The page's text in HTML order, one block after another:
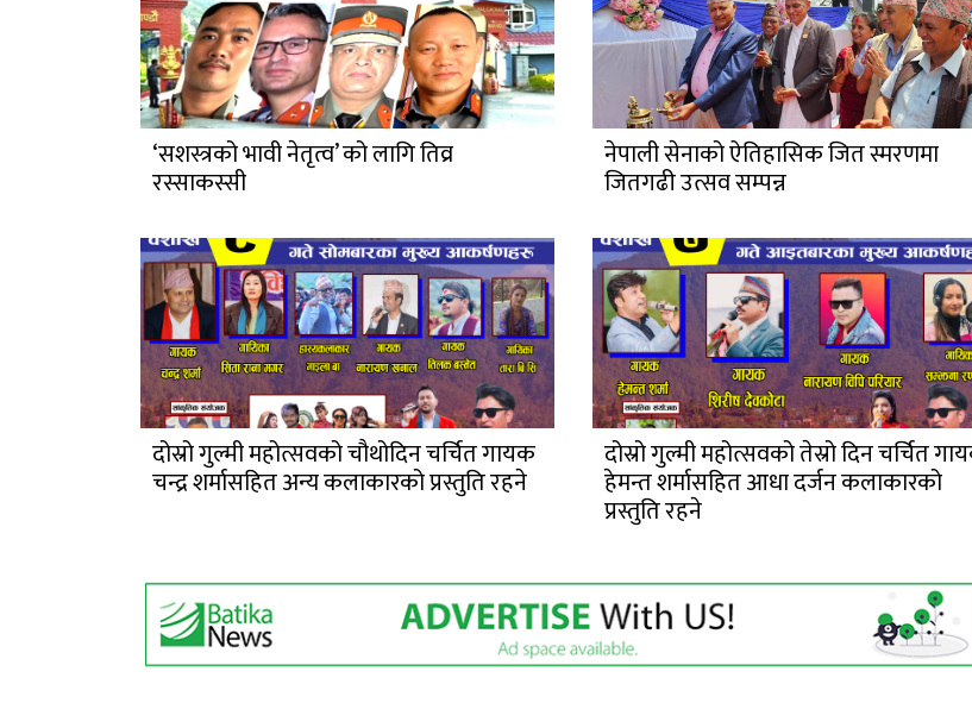
‘सशस्त्रको भावी नेतृत्व’ को लागि तिव्र
रस्साकस्सी
नेपाली सेनाको ऐतिहासिक जित स्मरणमा
जितगढी उत्सव सम्पन्न
दोस्रो गुल्मी महोत्सवको चौथोदिन चर्चित गायक
चन्द्र शर्मासहित अन्य कलाकारको प्रस्तुति रहने
दोस्रो गुल्मी महोत्सवको तेस्रो दिन चर्चित
हेमन्त शर्मासहित आधा दर्जन कलाकारको
प्रस्तुति रहने